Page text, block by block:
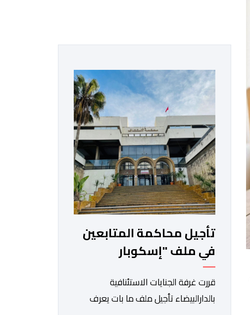
تأجيل محاكمة المتابعين
في ملف "إسكوبار
الصحراء" استئنافيا
قررت غرفة الجنايات الاستئنافية
بالدارالبيضاء تأجيل ملف ما بات يعرف